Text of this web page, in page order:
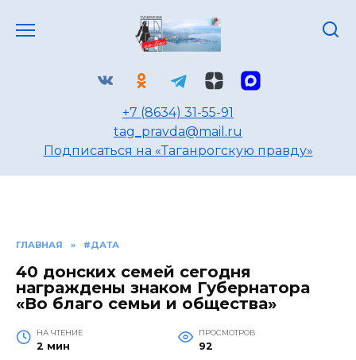
+7 (8634) 31-55-91
tag_pravda@mail.ru
Подписаться на «Таганрогскую правду»
ГЛАВНАЯ » #ДАТА
40 донских семей сегодня
награждены знаком Губернатора
«Во благо семьи и общества»
НА ЧТЕНИЕ
2 мин
ПРОСМОТРОВ
92